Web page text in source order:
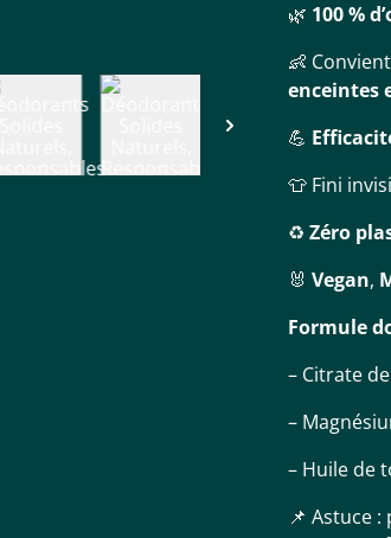
🌿 100 %
👶
enceintes
💪
👕 Fini
♻️ Zéro
🐰 Vegan,
Formule
– Citrate
–
– Huile de
📌 Astuce